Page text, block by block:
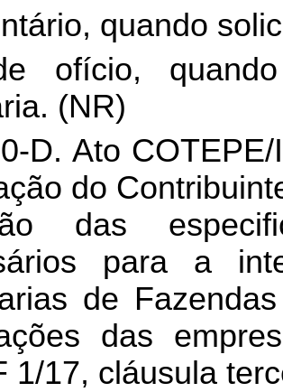
quando
ofício, quando
(NR)
D. Ato
do
das
para a
de
das
1/17, cláusula